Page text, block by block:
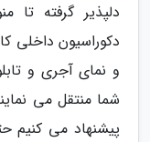
دلپذیر گرفته تا
دکوراسیون داخلی
و نمای آجری و
شما منتقل می
پیشنهاد می کنیم